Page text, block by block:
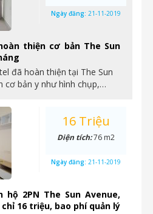
thiện cơ bản The Sun
đã hoàn thiện tại The Sun
cơ bản y như hình chụp,…
Ngày đăng: 21-11-2019
hộ 2PN The Sun Avenue,
16 triệu, bao phí quản lý
16 Triệu
Diện tích:76 m2
Ngày đăng: 21-11-2019